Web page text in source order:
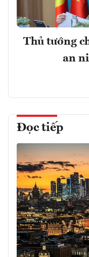
Thủ tướng
an
Đọc tiếp